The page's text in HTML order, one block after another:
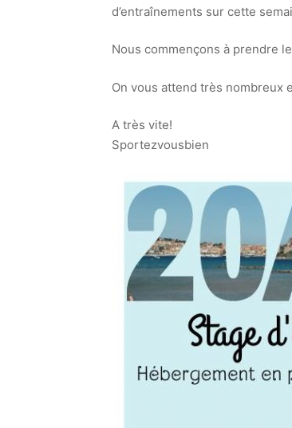
d’entraînements sur cette
Nous commençons à prendre
On vous attend très nombreux
A très vite!
Sportezvousbien